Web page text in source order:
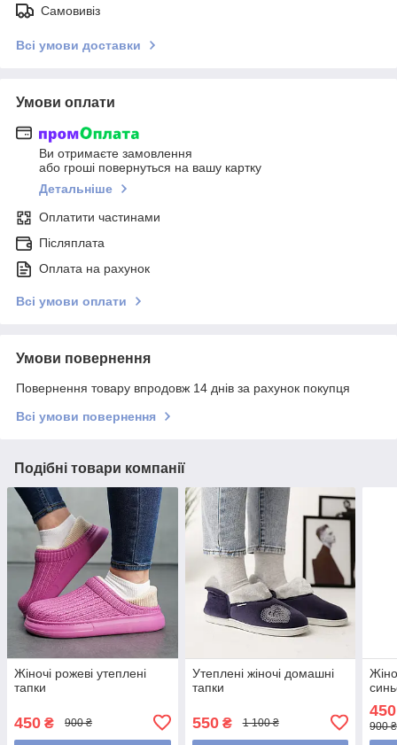
Самовивіз
Всі умови доставки
Умови оплати
Ви отримаєте замовлення
або гроші повернуться на вашу картку
Детальніше
Оплатити частинами
Післяплата
Оплата на рахунок
Всі умови оплати
Умови повернення
Повернення товару впродовж 14 днів за рахунок покупця
Всі умови повернення
Подібні товари компанії
Жіночі рожеві утеплені
тапки
450 ₴ 900 ₴
Утеплені жіночі домашні
тапки
550₴ 1 100 ₴
450
900